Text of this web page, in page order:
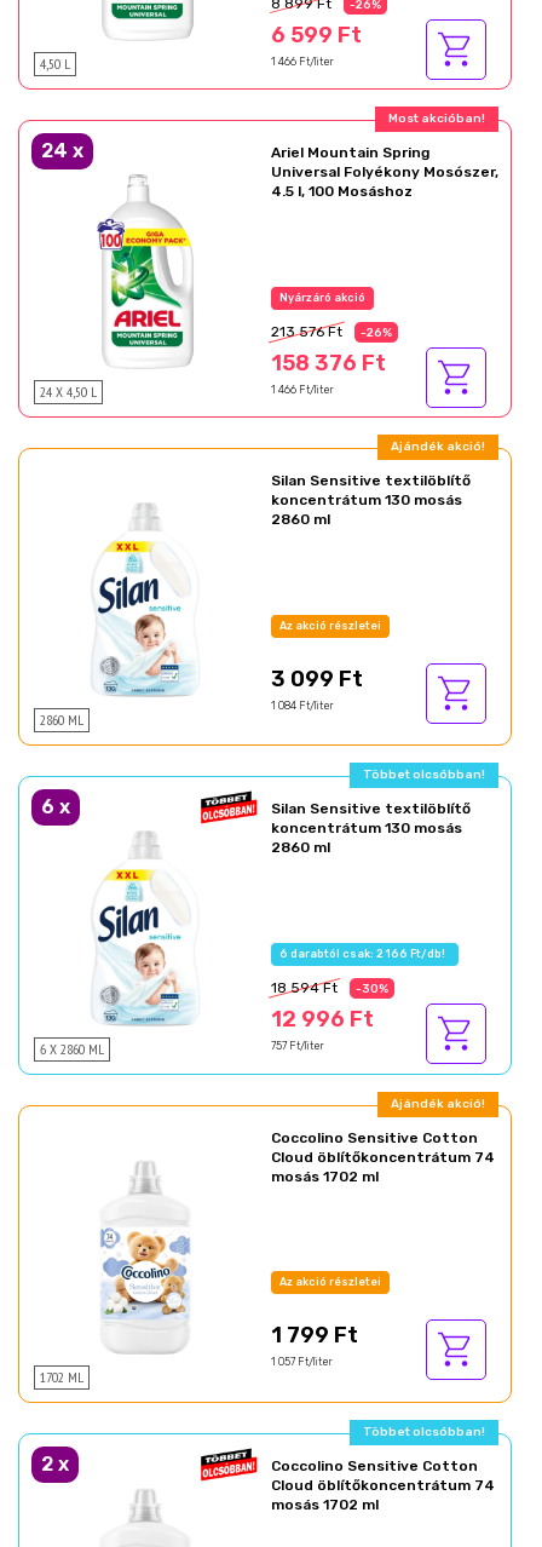
4,50 L
-26%
6 599 Ft
1 466 Ft/liter
Ajándék akció!
24 x
24 X 4,50 L
Ariel Mountain Spring
Universal Folyékony Mosószer,
4.5 l, 100 Mosáshoz
Az akció részletei
213 576 Ft -26%
158 376 Ft
1 466 Ft/liter
Ajándék akció!
2860 ML
Silan Sensitive textilöblítő
koncentrátum 130 mosás
2860 ml
Az akció részletei
3 099 Ft
1 084 Ft/liter
Ajándék akció!
6 x
6 X 2860 ML
Silan Sensitive textilöblítő
koncentrátum 130 mosás
2860 ml
Az akció részletei
18 594 Ft -30%
12 996 Ft
757 Ft/liter
Ajándék akció!
1702 ML
Coccolino Sensitive Cotton
Cloud öblítőkoncentrátum 74
mosás 1702 ml
Az akció részletei
1 799 Ft
1 057 Ft/liter
Ajándék akció!
2 x
Coccolino Sensitive Cotton
Cloud öblítőkoncentrátum 74
mosás 1702 ml